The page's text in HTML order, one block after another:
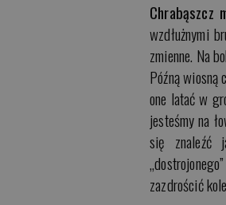
Chrabąszcz
wzdłużnymi
zmienne. Na
Późną wiosną
one latać w
jesteśmy na
się znaleźć
zazdrościć